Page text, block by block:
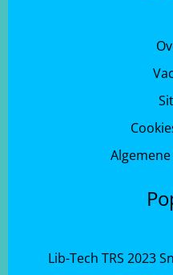
Lib-Tech TRS 2023